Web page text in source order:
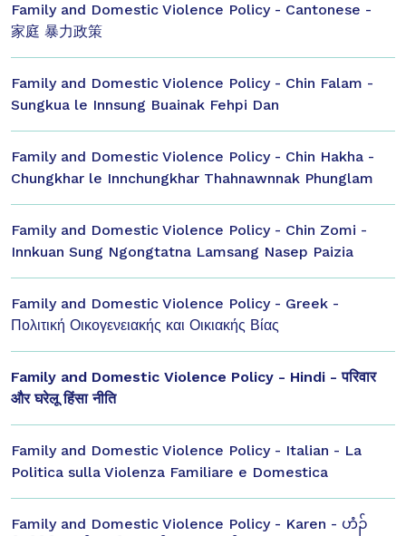
Family and Domestic Violence Policy - Cantonese -
家庭 暴力政策
Family and Domestic Violence Policy - Chin Falam -
Sungkua le Innsung Buainak Fehpi Dan
Family and Domestic Violence Policy - Chin Hakha -
Chungkhar le Innchungkhar Thahnawnnak Phunglam
Family and Domestic Violence Policy - Chin Zomi -
Innkuan Sung Ngongtatna Lamsang Nasep Paizia
Family and Domestic Violence Policy - Greek -
Πολιτική Οικογενειακής και Οικιακής Βίας
Family and Domestic Violence Policy - Hindi - परिवार
और घरेलू हिंसा नीति
Family and Domestic Violence Policy - Italian - La
Politica sulla Violenza Familiare e Domestica
Family and Domestic Violence Policy - Karen - ဟံၣ်